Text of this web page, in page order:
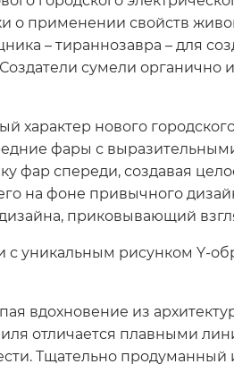
о применении свойств
– тираннозавра – для
сумели органично
характер нового
фары с
фар спереди, создавая
на фоне привычного
приковывающий
с уникальным рисунком Y-
вдохновение из
отличается плавными
Тщательно продуманный